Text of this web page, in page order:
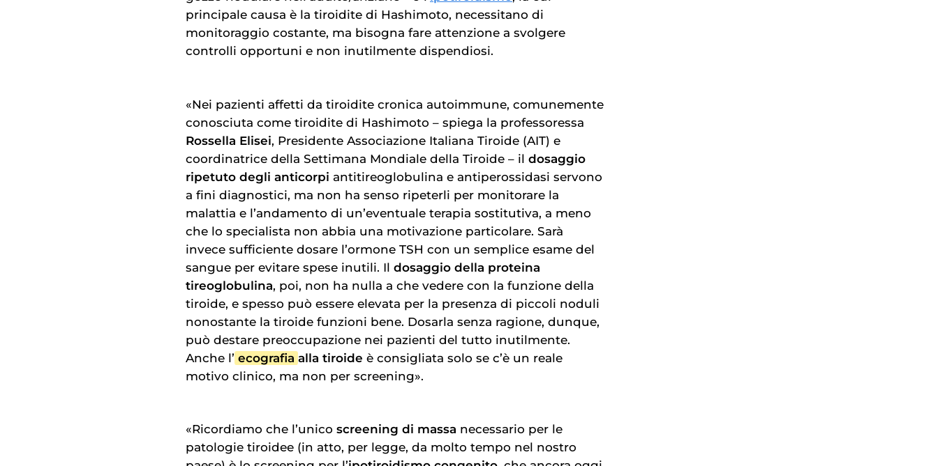
principale causa è la tiroidite di Hashimoto, necessitano di
monitoraggio costante, ma bisogna fare attenzione a svolgere
controlli opportuni e non inutilmente dispendiosi.
«Nei pazienti affetti da tiroidite cronica autoimmune, comunemente
conosciuta come tiroidite di Hashimoto – spiega la professoressa
Rossella Elisei, Presidente Associazione Italiana Tiroide (AIT) e
coordinatrice della Settimana Mondiale della Tiroide – il dosaggio
ripetuto degli anticorpi antitireoglobulina e antiperossidasi servono
a fini diagnostici, ma non ha senso ripeterli per monitorare la
malattia e l’andamento di un’eventuale terapia sostitutiva, a meno
che lo specialista non abbia una motivazione particolare. Sarà
invece sufficiente dosare l’ormone TSH con un semplice esame del
sangue per evitare spese inutili. Il dosaggio della proteina
tireoglobulina, poi, non ha nulla a che vedere con la funzione della
tiroide, e spesso può essere elevata per la presenza di piccoli noduli
nonostante la tiroide funzioni bene. Dosarla senza ragione, dunque,
può destare preoccupazione nei pazienti del tutto inutilmente.
Anche l’ ecografia alla tiroide è consigliata solo se c’è un reale
motivo clinico, ma non per screening».
«Ricordiamo che l’unico screening di massa necessario per le
patologie tiroidee (in atto, per legge, da molto tempo nel nostro